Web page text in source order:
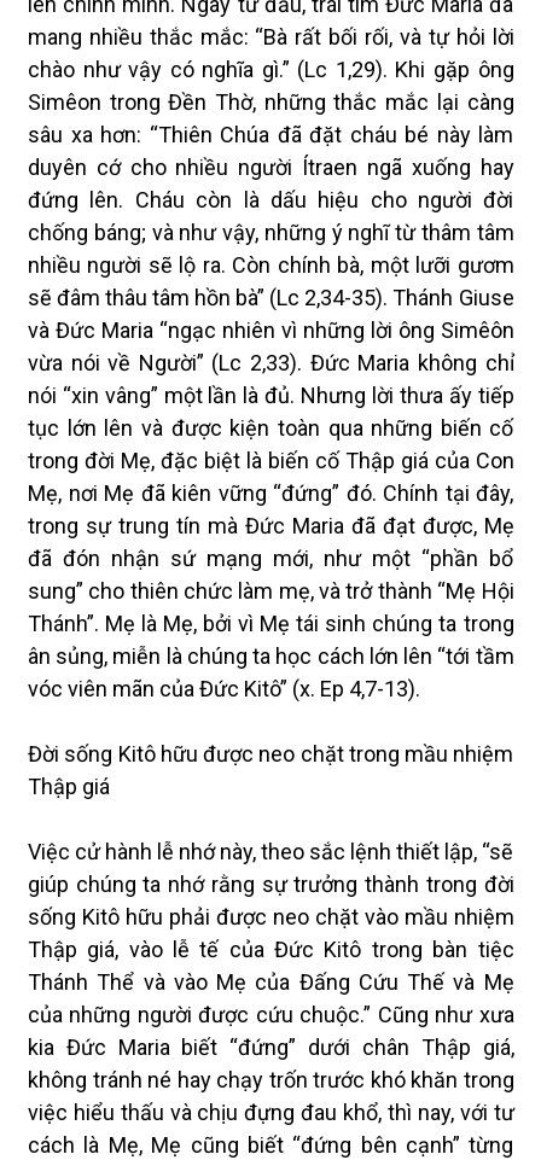
mang nhiều thắc mắc: “Bà rất bối rối, và tự hỏi lời
chào như vậy có nghĩa gì.” (Lc 1,29). Khi gặp ông
Simêon trong Đền Thờ, những thắc mắc lại càng
sâu xa hơn: “Thiên Chúa đã đặt cháu bé này làm
duyên cớ cho nhiều người Ítraen ngã xuống hay
đứng lên. Cháu còn là dấu hiệu cho người đời
chống báng; và như vậy, những ý nghĩ từ thâm tâm
nhiều người sẽ lộ ra. Còn chính bà, một lưỡi gươm
sẽ đâm thâu tâm hồn bà” (Lc 2,34-35). Thánh Giuse
và Đức Maria “ngạc nhiên vì những lời ông Simêôn
vừa nói về Người” (Lc 2,33). Đức Maria không chỉ
nói “xin vâng” một lần là đủ. Nhưng lời thưa ấy tiếp
tục lớn lên và được kiện toàn qua những biến cố
trong đời Mẹ, đặc biệt là biến cố Thập giá của Con
Mẹ, nơi Mẹ đã kiên vững “đứng” đó. Chính tại đây,
trong sự trung tín mà Đức Maria đã đạt được, Mẹ
đã đón nhận sứ mạng mới, như một “phần bổ
sung” cho thiên chức làm mẹ, và trở thành “Mẹ Hội
Thánh”. Mẹ là Mẹ, bởi vì Mẹ tái sinh chúng ta trong
ân sủng, miễn là chúng ta học cách lớn lên “tới tầm
vóc viên mãn của Đức Kitô” (x. Ep 4,7-13).
Đời sống Kitô hữu được neo chặt trong mầu nhiệm
Thập giá
Việc cử hành lễ nhớ này, theo sắc lệnh thiết lập, “sẽ
giúp chúng ta nhớ rằng sự trưởng thành trong đời
sống Kitô hữu phải được neo chặt vào mầu nhiệm
Thập giá, vào lễ tế của Đức Kitô trong bàn tiệc
Thánh Thể và vào Mẹ của Đấng Cứu Thế và Mẹ
của những người được cứu chuộc.” Cũng như xưa
kia Đức Maria biết “đứng” dưới chân Thập giá,
không tránh né hay chạy trốn trước khó khăn trong
việc hiểu thấu và chịu đựng đau khổ, thì nay, với tư
cách là Mẹ, Mẹ cũng biết “đứng bên cạnh” từng